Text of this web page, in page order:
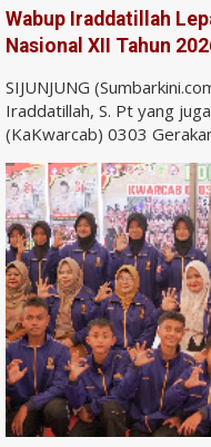
Wabup Iraddatillah
Nasional XII Tahun
SIJUNJUNG
Iraddatillah, S. Pt yang
(KaKwarcab) 0303